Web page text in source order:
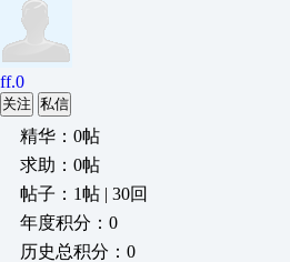
ff.0
关注 私信
精华：0帖
求助：0帖
帖子：1帖 | 30回
年度积分：0
历史总积分：0